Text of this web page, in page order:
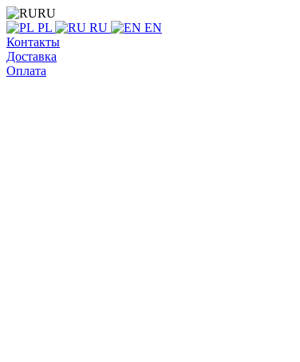
RU
PL
RU
EN
Контакты
Доставка
Оплата